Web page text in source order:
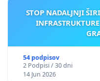
STOP NADALJNJI
54 podpisov
2 Podpisi / 30 dni
14 Jun 2026